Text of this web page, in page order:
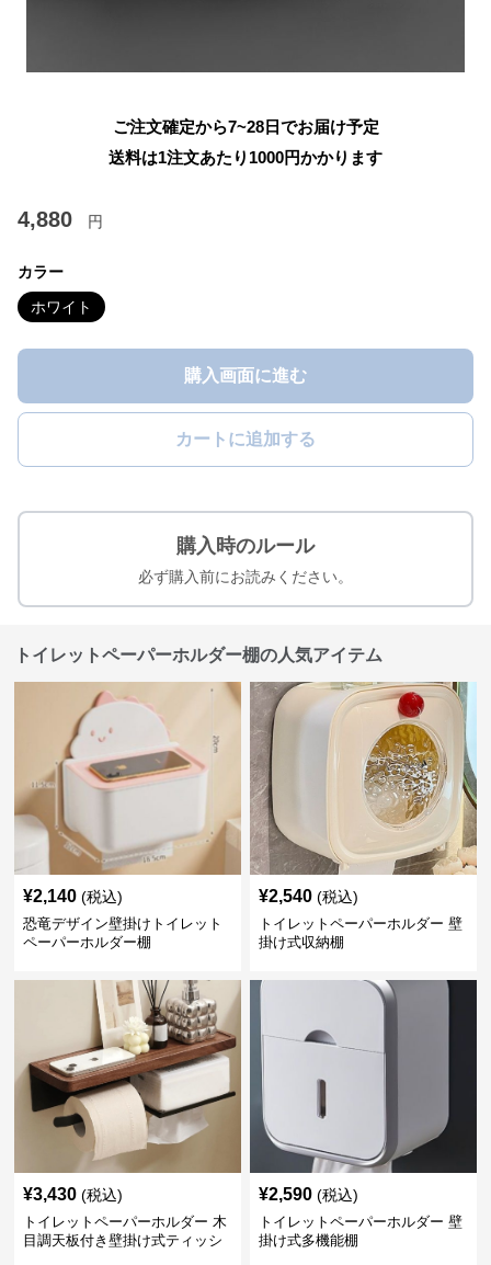
ご注文確定から7~28日でお届け予定
送料は1注文あたり 1000円かかります
4,880 円
カラー
ホワイト
購入画面に進む
カートに追加する
購入時のルール
必ず購入前にお読みください。
トイレットペーパーホルダー棚の人気アイテム
¥2,140 (税込)
恐竜デザイン壁掛けトイレット
ペーパーホルダー棚
¥2,540 (税込)
トイレットペーパーホルダー 壁
掛け式収納棚
¥3,430 (税込)
トイレットペーパーホルダー 木
目調天板付き壁掛け式ティッシ
¥2,590 (税込)
トイレットペーパーホルダー 壁
掛け式多機能棚